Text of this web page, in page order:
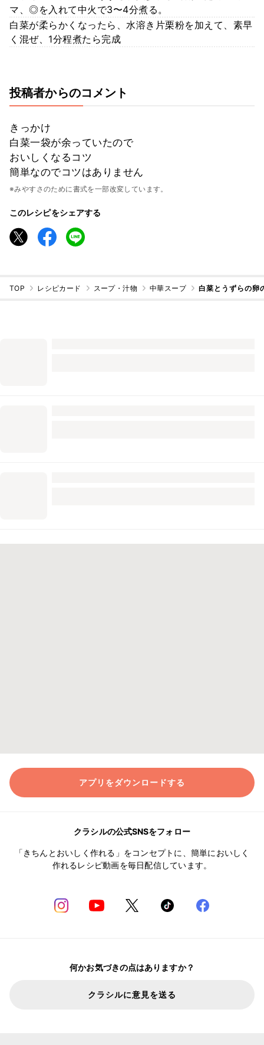
マ、◎を入れて中火で3〜4分煮る。
白菜が柔らかくなったら、水溶き片栗粉を加えて、素早
く混ぜ、1分程煮たら完成
投稿者からのコメント
きっかけ
白菜一袋が余っていたので
おいしくなるコツ
簡単なのでコツはありません
※みやすさのために書式を一部改変しています。
このレシピをシェアする
TOP レシピカード スープ・汁物 中華スープ 白菜とうずらの卵
アプリをダウンロードする
クラシルの公式SNSをフォロー
「きちんとおいしく作れる」をコンセプトに、簡単においしく
作れるレシピ動画を毎日配信しています。
何かお気づきの点はありますか？
クラシルに意見を送る